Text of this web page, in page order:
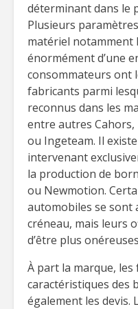
déterminant dans le
Plusieurs
matériel notamment
énormément d’une
consommateurs ont
fabricants parmi
reconnus dans les
entre autres Cahors,
ou Ingeteam. Il
intervenant
la production de
ou Newmotion.
automobiles se sont
créneau, mais leurs
d’être plus
À part la marque,
caractéristiques des
également les devis.